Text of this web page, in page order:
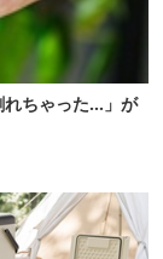
れちゃった…」が